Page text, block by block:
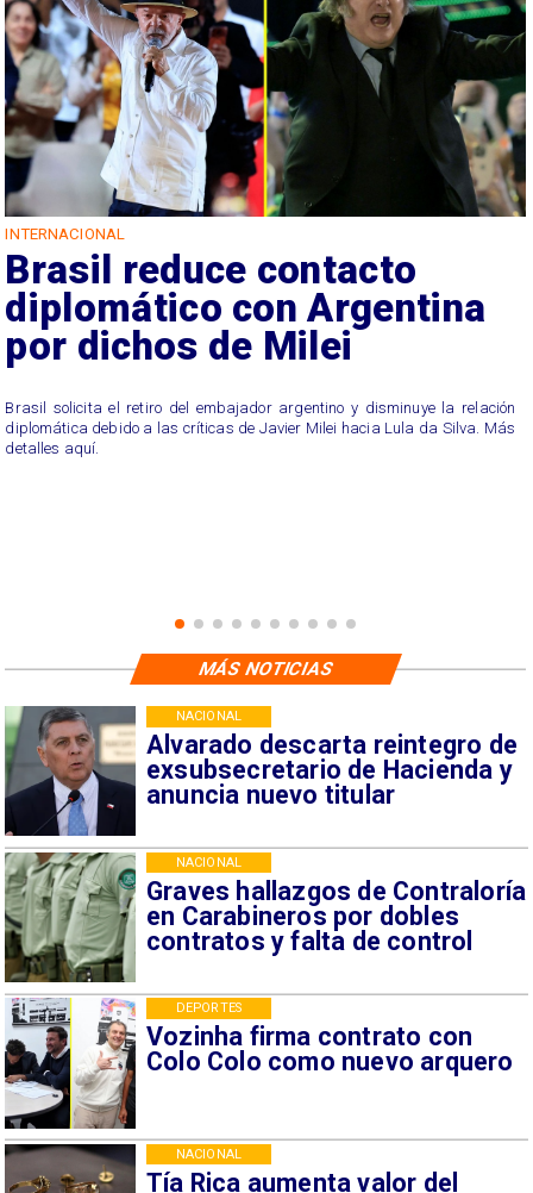
INTERNACIONAL
Brasil reduce contacto
diplomático con Argentina
por dichos de Milei
Brasil solicita el retiro del embajador argentino y disminuye la relación
diplomática debido a las críticas de Javier Milei hacia Lula da Silva. Más
detalles aquí.
Alvarado descarta reintegro de
exsubsecretario de Hacienda y
anuncia nuevo titular
NACIONAL
Graves hallazgos de Contraloría
en Carabineros por dobles
contratos y falta de control
NACIONAL
Vozinha firma contrato con
Colo Colo como nuevo arquero
DEPORTES
Tía Rica aumenta valor del
NACIONAL
MÁS NOTICIAS